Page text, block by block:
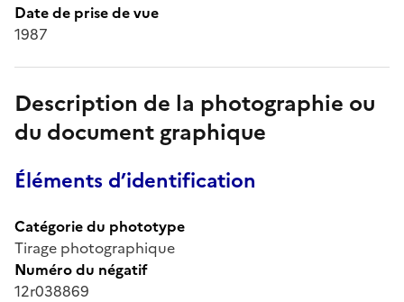
Date de prise de vue
1987
Description de la photographie ou
du document graphique
Éléments d’identification
Catégorie du phototype
Tirage photographique
Numéro du négatif
12r038869